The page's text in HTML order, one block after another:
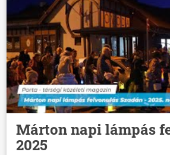
Márton napi lámpás
2025